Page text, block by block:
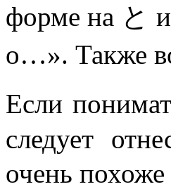
форме на と
о…». Также
Если
следует
очень